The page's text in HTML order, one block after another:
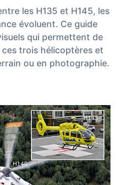
les H135 et H145, les
évoluent. Ce guide
qui permettent de
trois hélicoptères et
ou en photographie.